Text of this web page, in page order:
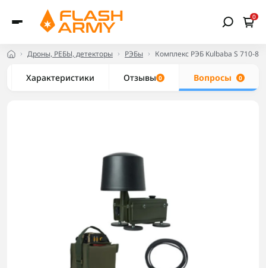
0
Дроны, РЕБЫ, детекторы РЭБы Комплекс РЭБ Kulbaba S 710-
Характеристики Отзывы 0 Вопросы 0